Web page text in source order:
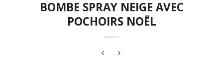
BOMBE SPRAY NEIGE AVEC
POCHOIRS NOËL